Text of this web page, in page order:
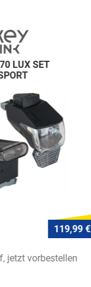
LUX SET
119,99 €
jetzt vorbestellen